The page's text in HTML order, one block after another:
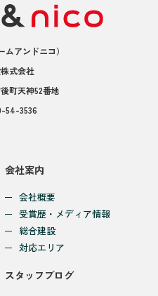
ムアンドニコ）
式会社
町天神52番地
54-3536
会社案内
会社概要
受賞歴・メディア情報
総合建設
対応エリア
スタッフブログ